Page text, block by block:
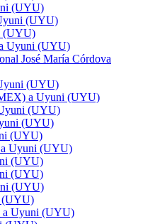
(UYU)
(UYU)
(UYU)
Uyuni (UYU)
José María Córdova
(UYU)
a Uyuni (UYU)
(UYU)
(UYU)
(UYU)
Uyuni (UYU)
(UYU)
(UYU)
(UYU)
(UYU)
a Uyuni (UYU)